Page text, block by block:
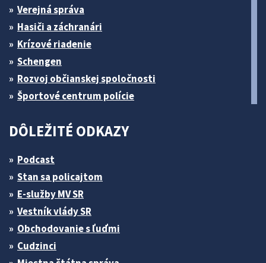
Verejná správa
Hasiči a záchranári
Krízové riadenie
Schengen
Rozvoj občianskej spoločnosti
Športové centrum polície
DÔLEŽITÉ ODKAZY
Podcast
Stan sa policajtom
E-služby MV SR
Vestník vlády SR
Obchodovanie s ľuďmi
Cudzinci